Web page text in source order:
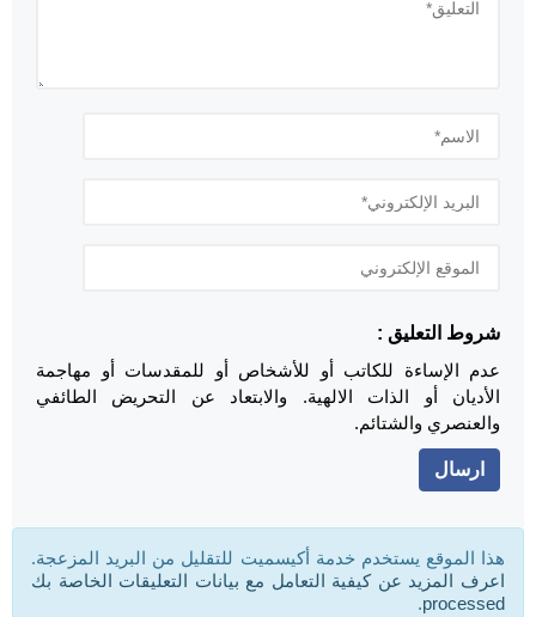
شروط التعليق :
عدم الإساءة للكاتب أو للأشخاص أو للمقدسات أو مهاجمة
الأديان أو الذات الالهية. والابتعاد عن التحريض الطائفي
والعنصري والشتائم.
هذا الموقع يستخدم خدمة أكيسميت للتقليل من البريد المزعجة.
اعرف المزيد عن كيفية التعامل مع بيانات التعليقات الخاصة بك
processed
.